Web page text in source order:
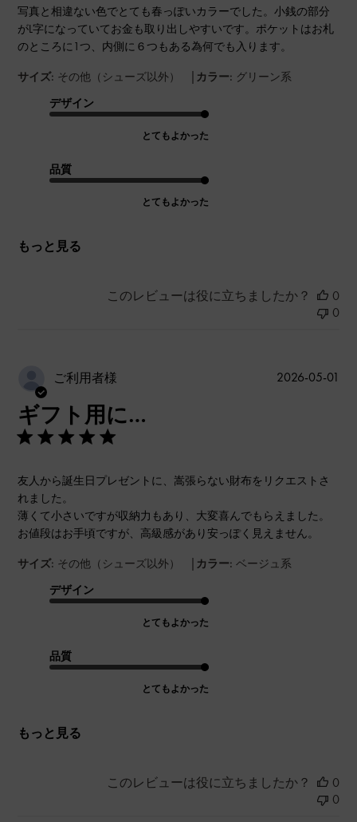
写真と相違ない色でとても春っぽいカラーでした。小銭の部分
がL字になっていてお金も取り出しやすいです。ポケットはお札
のところに1つ、内側に６つもある為何でも入ります。
サイズ: その他（シューズ以外） | カラー: グリーン系
デザイン
とてもよかった
品質
とてもよかった
もっと見る
このレビューは役に立ちましたか？
0
0
ご利用者様
ギフト用に…
友人から誕生日プレゼントに、嵩張らない財布をリクエストさ
れました。
薄くて小さいですが収納力もあり、大変喜んでもらえました。
お値段はお手頃ですが、高級感があり安っぽく見えません。
サイズ: その他（シューズ以外） | カラー: ベージュ系
デザイン
とてもよかった
品質
とてもよかった
もっと見る
2026-05-01
このレビューは役に立ちましたか？
0
0